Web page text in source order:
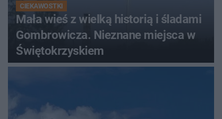
CIEKAWOSTKI
Mała wieś z wielką historią i śladami
Gombrowicza. Nieznane miejsca w
Świętokrzyskiem